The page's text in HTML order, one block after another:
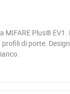
MIFARE Plus®
di porte.